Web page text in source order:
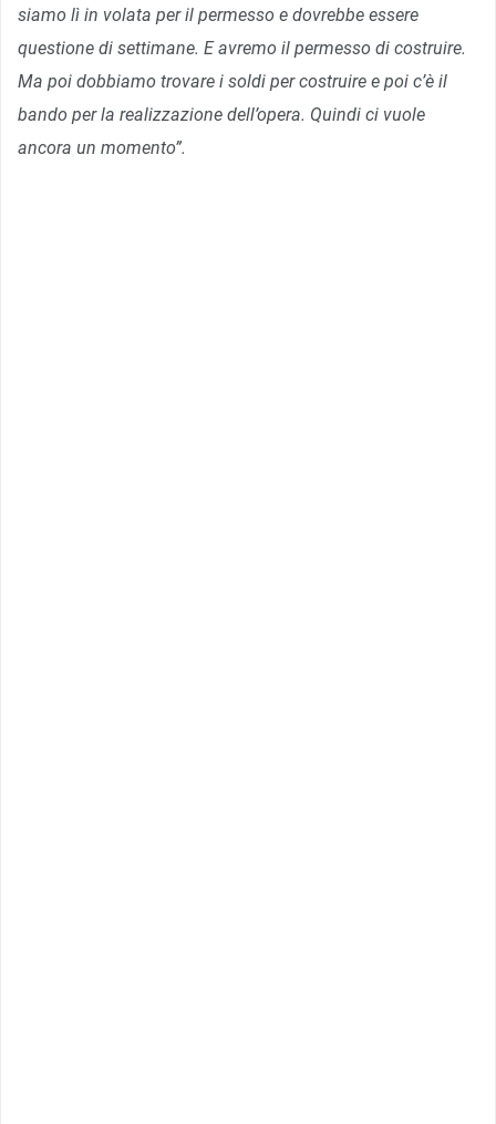
siamo lì in volata per il permesso e dovrebbe essere
questione di settimane. E avremo il permesso di costruire.
Ma poi dobbiamo trovare i soldi per costruire e poi c’è il
bando per la realizzazione dell’opera. Quindi ci vuole
ancora un momento”.